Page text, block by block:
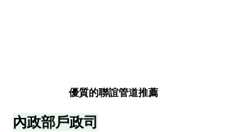
優質的聯誼管道推薦
內政部戶政司